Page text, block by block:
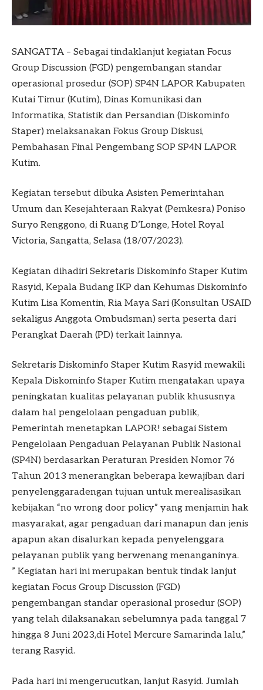
SANGATTA – Sebagai tindaklanjut kegiatan Focus
Group Discussion (FGD) pengembangan standar
operasional prosedur (SOP) SP4N LAPOR Kabupaten
Kutai Timur (Kutim), Dinas Komunikasi dan
Informatika, Statistik dan Persandian (Diskominfo
Staper) melaksanakan Fokus Group Diskusi,
Pembahasan Final Pengembang SOP SP4N LAPOR
Kutim.
Kegiatan tersebut dibuka Asisten Pemerintahan
Umum dan Kesejahteraan Rakyat (Pemkesra) Poniso
Suryo Renggono, di Ruang D’Longe, Hotel Royal
Victoria, Sangatta, Selasa (18/07/2023).
Kegiatan dihadiri Sekretaris Diskominfo Staper Kutim
Rasyid, Kepala Budang IKP dan Kehumas Diskominfo
Kutim Lisa Komentin, Ria Maya Sari (Konsultan USAID
sekaligus Anggota Ombudsman) serta peserta dari
Perangkat Daerah (PD) terkait lainnya.
Sekretaris Diskominfo Staper Kutim Rasyid mewakili
Kepala Diskominfo Staper Kutim mengatakan upaya
peningkatan kualitas pelayanan publik khususnya
dalam hal pengelolaan pengaduan publik,
Pemerintah menetapkan LAPOR! sebagai Sistem
Pengelolaan Pengaduan Pelayanan Publik Nasional
(SP4N) berdasarkan Peraturan Presiden Nomor 76
Tahun 2013 menerangkan beberapa kewajiban dari
penyelenggaradengan tujuan untuk merealisasikan
kebijakan “no wrong door policy” yang menjamin hak
masyarakat, agar pengaduan dari manapun dan jenis
apapun akan disalurkan kepada penyelenggara
pelayanan publik yang berwenang menanganinya.
” Kegiatan hari ini merupakan bentuk tindak lanjut
kegiatan Focus Group Discussion (FGD)
pengembangan standar operasional prosedur (SOP)
yang telah dilaksanakan sebelumnya pada tanggal 7
hingga 8 Juni 2023,di Hotel Mercure Samarinda lalu,”
terang Rasyid.
Pada hari ini mengerucutkan, lanjut Rasyid. Jumlah